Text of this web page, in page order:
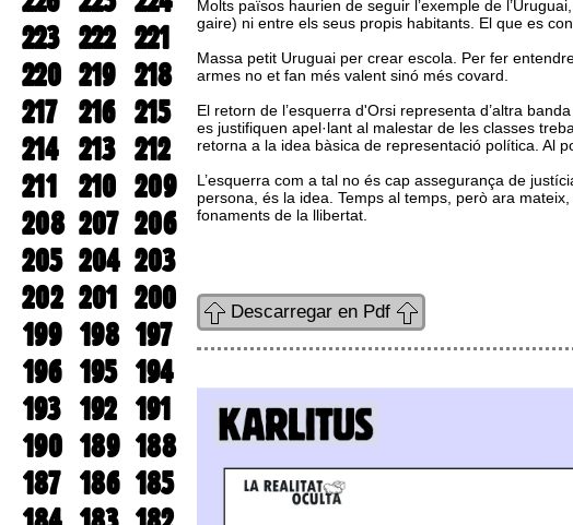
223 222 221
220 219 218
217 216 215
214 213 212
211 210 209
208 207 206
205 204 203
202 201 200
199 198 197
196 195 194
193 192 191
190 189 188
187 186 185
Molts països haurien de seguir l’exemple de
gaire) ni entre els seus propis habitants. El que es
Massa petit Uruguai per crear escola. Per fer
armes no et fan més valent sinó més covard.
El retorn de l’esquerra d'Orsi representa d’altra
es justifiquen apel·lant al malestar de les classes
retorna a la idea bàsica de representació política. Al
L’esquerra com a tal no és cap assegurança de
persona, és la idea. Temps al temps, però ara
fonaments de la llibertat.
Descarregar en Pdf